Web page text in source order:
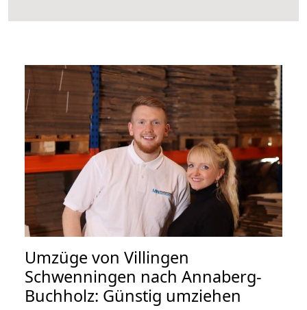
Umzüge von Villingen
Schwenningen nach Annaberg-
Buchholz: Günstig umziehen